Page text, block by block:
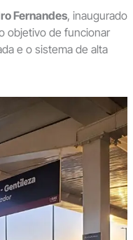
Fernandes, inaugurado
objetivo de funcionar
e o sistema de alta